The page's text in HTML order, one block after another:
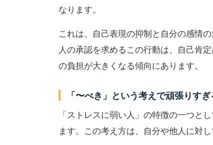
なります。
これは、自己表現の抑制と自分の感情
人の承認を求めるこの行動は、自己肯
の負担が大きくなる傾向にあります。
「〜べき」という考えで頑張りすぎ
「ストレスに弱い人」の特徴の一つと
ます。この考え方は、自分や他人に対